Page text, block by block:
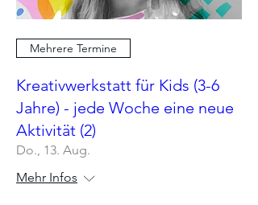
Mehrere Termine
Kreativwerkstatt für Kids (3-6
Jahre) - jede Woche eine neue
Aktivität (2)
Do., 13. Aug.
Mehr Infos